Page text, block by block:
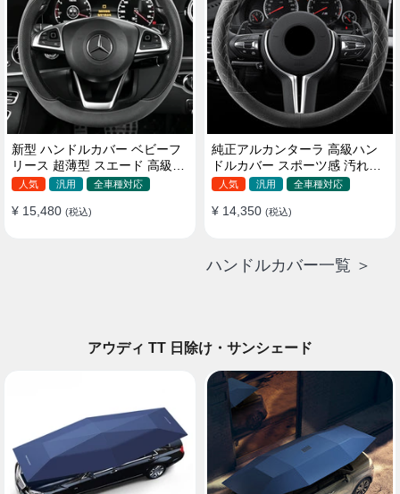
新型 ハンドルカバー ベビーフ
リース 超薄型 スエード 高級感
四季汎用 3色展開 38CM
人気 汎用 全車種対応
¥ 15,480 (税込)
純正アルカンターラ 高級ハン
ドルカバー スポーツ感 汚れ防
止 おしゃれ 全車種対応
人気 汎用 全車種対応
¥ 14,350 (税込)
ハンドルカバー一覧 ＞
アウディ TT 日除け・サンシェード